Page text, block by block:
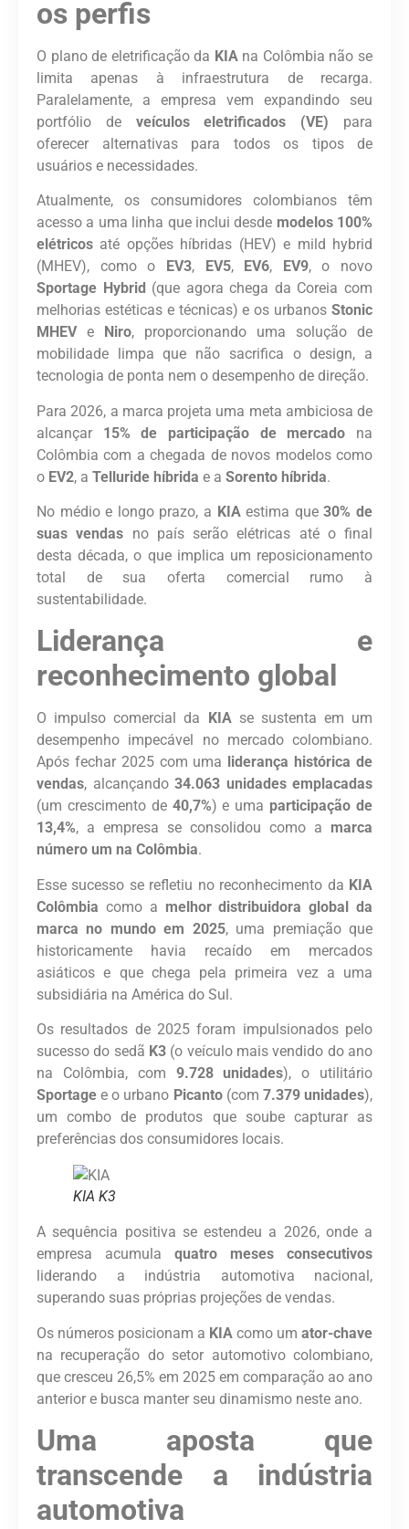
os perfis
O plano de eletrificação da KIAna Colômbia não se
limita apenas à infraestrutura de recarga.
Paralelamente, a empresa vem expandindo seu
portfólio de veículos eletrificados (VE) para
oferecer alternativas para todos os tipos de
usuários e necessidades.
Atualmente, os consumidores colombianos têm
acesso a uma linha que inclui desde modelos 100%
elétricos até opções híbridas (HEV) e mild hybrid
(MHEV), como o
EV3, EV5, EV6, EV9, o novo
Sportage Hybrid (que agora chega da Coreia com
melhorias estéticas e técnicas) e os urbanos Stonic
MHEVe Niro, proporcionando uma solução de
mobilidade limpa que não sacrifica o design, a
tecnologia de ponta nem o desempenho de direção.
Para 2026, a marca projeta uma meta ambiciosa de
alcançar 15% de participação de mercado na
Colômbia com a chegada de novos modelos como
o EV2, a Telluride híbrida e a Sorento híbrida.
No médio e longo prazo, a KIAestima que30% de
suas vendas no país serão elétricas até o final
desta década, o que implica um reposicionamento
total de sua oferta comercial rumo à
sustentabilidade.
Liderança e
reconhecimento global
O impulso comercial da KIAse sustenta em um
desempenho impecável no mercado colombiano.
Após fechar 2025 com uma
liderança histórica de
vendas, alcançando 34.063 unidades emplacadas
(um crescimento de 40,7%) e uma participação de
13,4%, a empresa se consolidou como a marca
número um na Colômbia.
Esse sucesso se refletiu no reconhecimento da KIA
Colômbia como a melhor distribuidora global da
marca no mundo em 2025, uma premiação que
historicamente havia recaído em mercados
asiáticos e que chega pela primeira vez a uma
subsidiária na América do Sul.
Os resultados de 2025 foram impulsionados pelo
sucesso do sedã K3 (o veículo mais vendido do ano
na Colômbia, com 9.728 unidades), o utilitário
Sportage e o urbano Picanto(com 7.379 unidades),
um combo de produtos que soube capturar as
preferências dos consumidores locais.
KIA K3
A sequência positiva se estendeu a 2026, onde a
empresa acumula quatro meses consecutivos
liderando a indústria automotiva nacional,
superando suas próprias projeções de vendas.
Os números posicionam a KIA como um ator-chave
na recuperação do setor automotivo colombiano,
que cresceu 26,5% em 2025 em comparação ao ano
anterior e busca manter seu dinamismo neste ano.
Uma aposta que
transcende a indústria
automotiva